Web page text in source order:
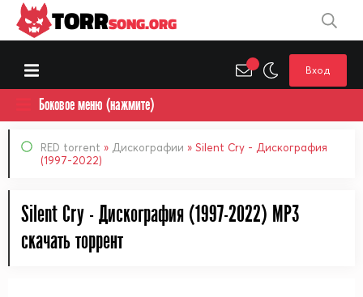
Боковое меню (нажмите)
RED torrent » Дискографии » Silent Cry - Дискография
(1997-2022)
Silent Cry - Дискография (1997-2022) MP3
cкачать торрент
TORRSONG.ORG
Вход